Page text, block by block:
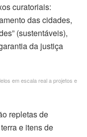
curatoriais:
das cidades,
(sustentáveis),
da justiça
em escala real a projetos e
repletas de
e itens de